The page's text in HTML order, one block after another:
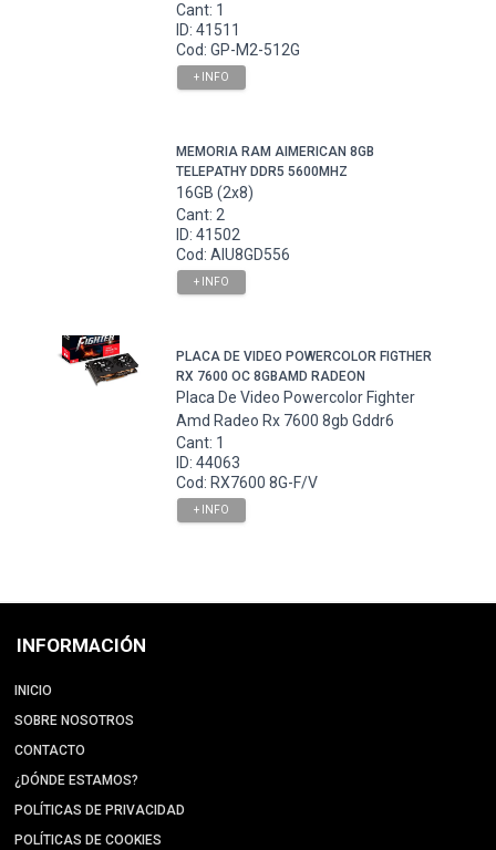
Cant: 1
ID: 41511
Cod: GP-M2-512G
+ INFO
MEMORIA RAM AIMERICAN 8GB
TELEPATHY DDR5 5600MHZ
16GB (2x8)
Cant: 2
ID: 41502
Cod: AIU8GD556
+ INFO
PLACA DE VIDEO POWERCOLOR FIGTHER
RX 7600 OC 8GBAMD RADEON
Placa De Video Powercolor Fighter
Amd Radeo Rx 7600 8gb Gddr6
Cant: 1
ID: 44063
Cod: RX7600 8G-F/V
+ INFO
INFORMACIÓN
INICIO
SOBRE NOSOTROS
CONTACTO
¿DÓNDE ESTAMOS?
POLÍTICAS DE PRIVACIDAD
POLÍTICAS DE COOKIES